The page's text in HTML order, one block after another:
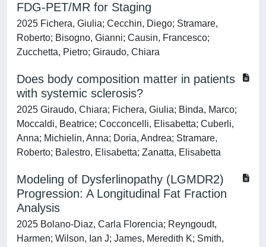
FDG-PET/MR for Staging
2025 Fichera, Giulia; Cecchin, Diego; Stramare,
Roberto; Bisogno, Gianni; Causin, Francesco;
Zucchetta, Pietro; Giraudo, Chiara
Does body composition matter in patients
with systemic sclerosis?
2025 Giraudo, Chiara; Fichera, Giulia; Binda, Marco;
Moccaldi, Beatrice; Cocconcelli, Elisabetta; Cuberli,
Anna; Michielin, Anna; Doria, Andrea; Stramare,
Roberto; Balestro, Elisabetta; Zanatta, Elisabetta
Modeling of Dysferlinopathy (LGMDR2)
Progression: A Longitudinal Fat Fraction
Analysis
2025 Bolano-Diaz, Carla Florencia; Reyngoudt,
Harmen; Wilson, Ian J; James, Meredith K; Smith,